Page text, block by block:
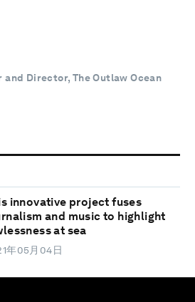
Director, The Outlaw Ocean
innovative project fuses
and music to highlight
at sea
年05月04日